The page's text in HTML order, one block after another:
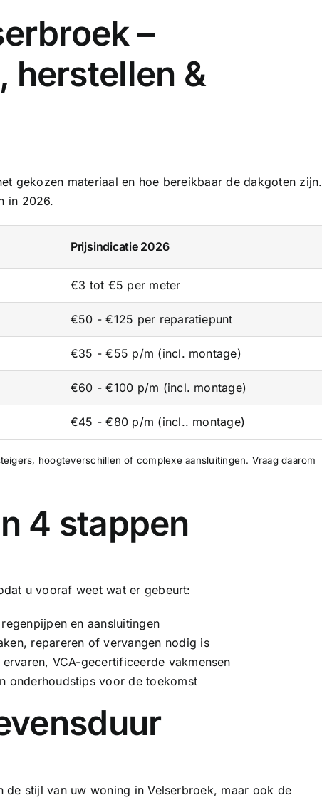
–
herstellen &
gekozen materiaal en hoe bereikbaar de dakgoten zijn.
in 2026.
Prijsindicatie 2026
€3 tot €5 per meter
€50 - €125 per reparatiepunt
€35 - €55 p/m (incl. montage)
€60 - €100 p/m (incl. montage)
€45 - €80 p/m (incl.. montage)
hoogteverschillen of complexe aansluitingen. Vraag daarom
4 stappen
u vooraf weet wat er gebeurt:
en aansluitingen
repareren of vervangen nodig is
VCA-gecertificeerde vakmensen
onderhoudstips voor de toekomst
de stijl van uw woning in Velserbroek, maar ook de